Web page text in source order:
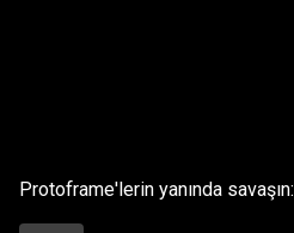
Protoframe'lerin yanında savaşın: